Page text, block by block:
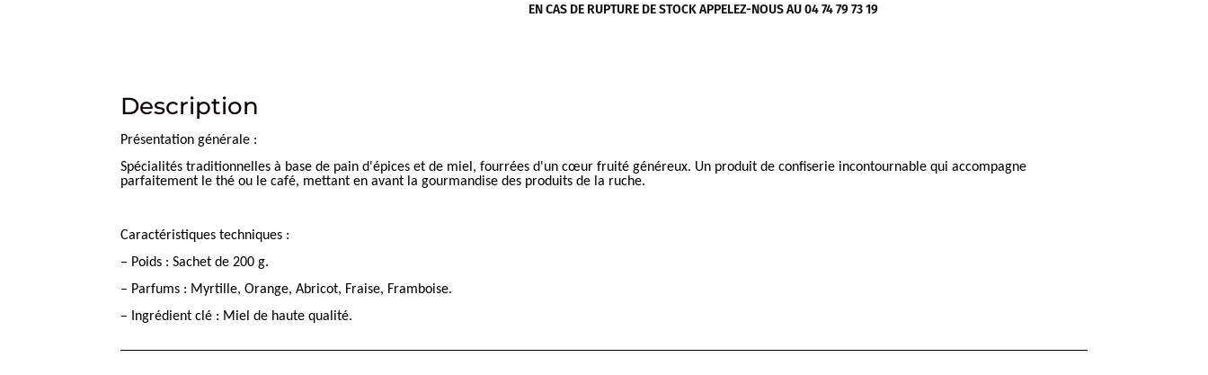
EN CAS DE RUPTURE DE STOCK APPELEZ-NOUS AU 04 74 79 73 19
Description
Présentation générale :
Spécialités traditionnelles à base de pain d'épices et de miel, fourrées d'un cœur fruité généreux. Un produit de confiserie incontournable qui accompagne
parfaitement le thé ou le café, mettant en avant la gourmandise des produits de la ruche.
Caractéristiques techniques :
– Poids : Sachet de 200 g.
– Parfums : Myrtille, Orange, Abricot, Fraise, Framboise.
– Ingrédient clé : Miel de haute qualité.